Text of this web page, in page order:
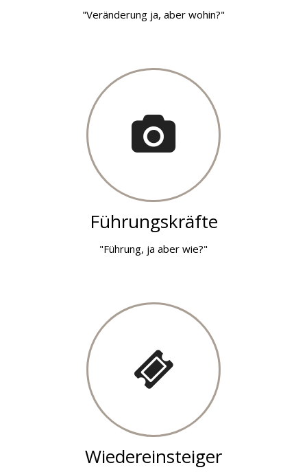
"Veränderung ja, aber wohin?"
Führungskräfte
"Führung, ja aber wie?"
Wiedereinsteiger